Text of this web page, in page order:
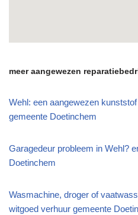
meer aangewezen
Wehl: een aangewezen
gemeente Doetinchem
Garagedeur probleem in Wehl?
Doetinchem
Wasmachine, droger of
witgoed verhuur gemeente